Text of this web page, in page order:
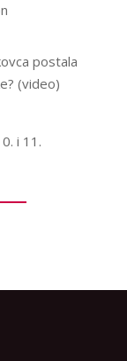
postala
(video)
i 11.